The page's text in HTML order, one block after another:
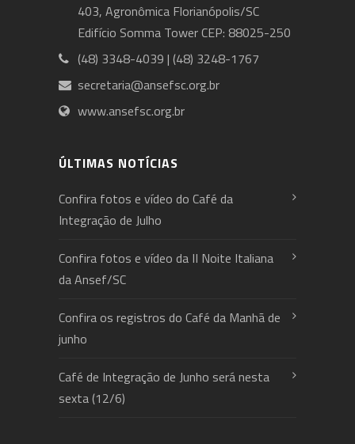
403, Agronômica Florianópolis/SC
Edifício Somma Tower CEP: 88025-250
(48) 3348-4039 | (48) 3248-1767
secretaria@ansefsc.org.br
www.ansefsc.org.br
ÚLTIMAS NOTÍCIAS
Confira fotos e vídeo do Café da
Integração de Julho
Confira fotos e vídeo da II Noite Italiana
da Ansef/SC
Confira os registros do Café da Manhã de
junho
Café de Integração de Junho será nesta
sexta (12/6)